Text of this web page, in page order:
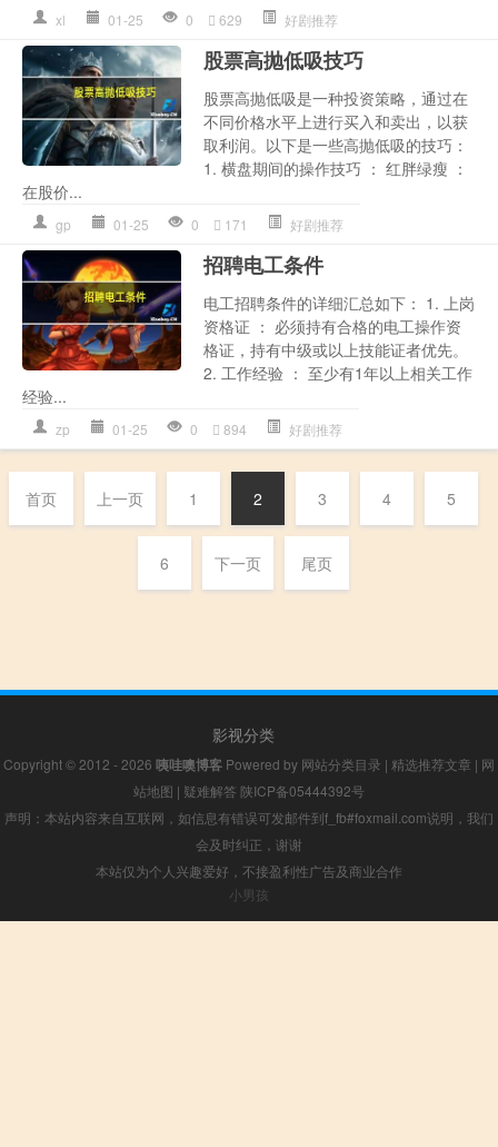
xl 01-25 0 629 好剧推荐
股票高抛低吸技巧
股票高抛低吸是一种投资策略，通过在
不同价格水平上进行买入和卖出，以获
取利润。以下是一些高抛低吸的技巧：
1. 横盘期间的操作技巧 ： 红胖绿瘦 ：
在股价...
gp 01-25 0 171 好剧推荐
招聘电工条件
电工招聘条件的详细汇总如下： 1. 上岗
资格证 ： 必须持有合格的电工操作资
格证，持有中级或以上技能证者优先。
2. 工作经验 ： 至少有1年以上相关工作
经验...
zp 01-25 0 894 好剧推荐
首页 上一页 1 2 3 4 5
6 下一页 尾页
影视分类
Copyright © 2012 - 2026 咦哇噢博客 Powered by 网站分类目录 | 精选推荐文章 | 网
站地图 | 疑难解答 陕ICP备05444392号
声明：本站内容来自互联网，如信息有错误可发邮件到f_fb#foxmail.com说明，我们
会及时纠正，谢谢
本站仅为个人兴趣爱好，不接盈利性广告及商业合作
小男孩